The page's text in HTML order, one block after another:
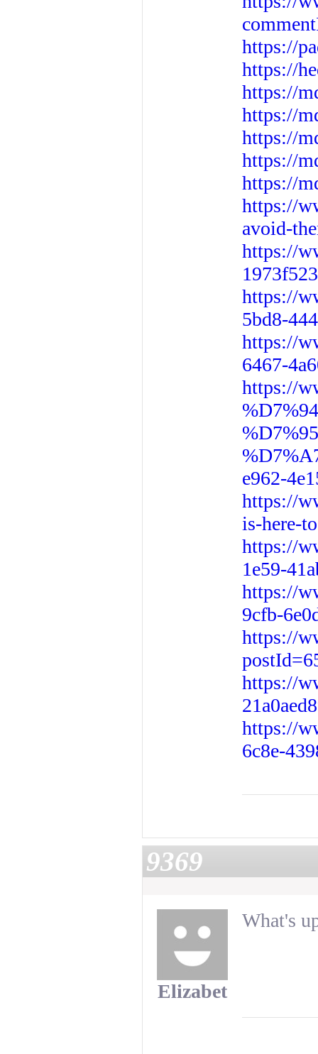
https://
https://
https://
https://
https://
https://
https://
https://
avoid-
https://
https://
5bd8-
https://
6467-
https://
e962-
https://
is-here-
https://
1e59-
https://
9cfb-
https://
https://
https://
6c8e-
9369
Elizabet
What's